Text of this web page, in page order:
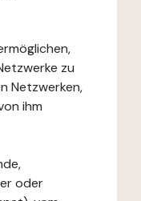
zu
Netzwerken,
ihm
oder